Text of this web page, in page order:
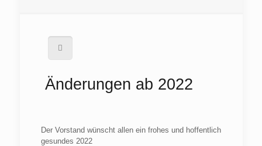
Änderungen ab 2022
Der Vorstand wünscht allen ein frohes und hoffentlich
gesundes 2022